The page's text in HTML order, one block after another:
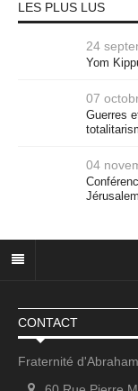
LES PLUS LUS
24
Yom
07
Guerres
04
CONTACT
Fraternité d'Abraham